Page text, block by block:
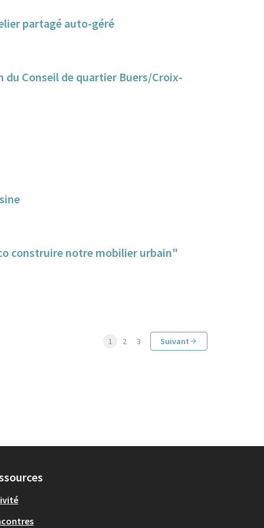
partagé auto-géré
Conseil de quartier Buers/Croix-
construire notre mobilier urbain"
1 2 3 Suivant